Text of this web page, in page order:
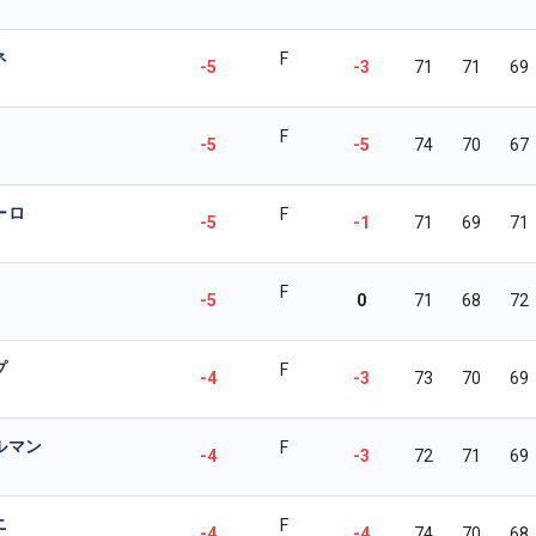
-5 F -3 71 71 69
-5 F -5 74 70 67
ロ -5 F -1 71 69 71
-5 F 0 71 68 72
-4 F -3 73 70 69
マン -4 F -3 72 71 69
F